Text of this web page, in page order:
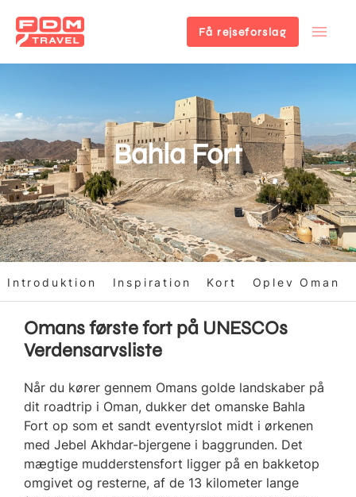
Få rejseforslag
Bahla Fort
Introduktion Inspiration Kort Oplev Oman
Omans første fort på UNESCOs
Verdensarvsliste
Når du kører gennem Omans golde landskaber på
dit roadtrip i Oman, dukker det omanske Bahla
Fort op som et sandt eventyrslot midt i ørkenen
med Jebel Akhdar-bjergene i baggrunden. Det
mægtige mudderstensfort ligger på en bakketop
omgivet og resterne, af de 13 kilometer lange